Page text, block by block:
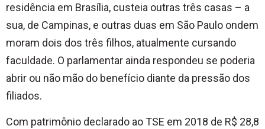
residência em Brasília, custeia outras três casas – a
sua, de Campinas, e outras duas em São Paulo ondem
moram dois dos três filhos, atualmente cursando
faculdade. O parlamentar ainda respondeu se poderia
abrir ou não mão do benefício diante da pressão dos
filiados.
Com patrimônio declarado ao TSE em 2018 de R$ 28,8